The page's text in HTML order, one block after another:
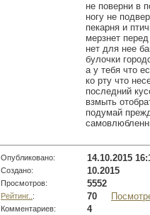
не поверни в
ногу не
пекарня и
мерзнет
нет для нее
булочки
а у тебя что
ко рту что
последний
взмыть
подумай
Опубликовано: 14.10.2015
Создано: 10.2015
Просмотров: 5552
Рейтинг.. : 70
Комментариев: 4